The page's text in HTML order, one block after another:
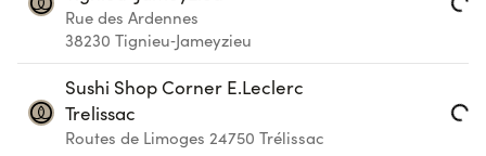
Rue des Ardennes
38230 Tignieu‑Jameyzieu Loading...
Sushi Shop Corner E.Leclerc
Trelissac
Routes de Limoges 24750 Trélissac